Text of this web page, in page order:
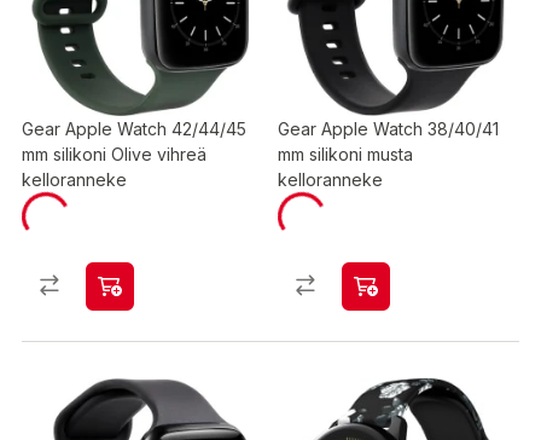
Gear Apple Watch 42/44/45
mm silikoni Olive vihreä
kelloranneke
Gear Apple Watch 38/40/41
mm silikoni musta
kelloranneke